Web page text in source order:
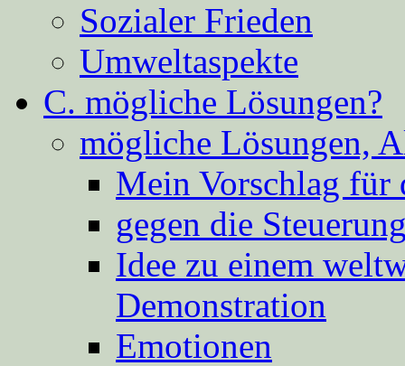
Sozialer Frieden
Umweltaspekte
C. mögliche Lösungen?
mögliche Lösungen,
Mein Vorschlag für
gegen die
Idee zu einem
Demonstration
Emotionen